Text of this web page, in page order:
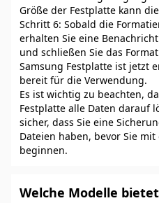
Größe der Festplatte kann
Schritt 6: Sobald die
erhalten Sie eine
und schließen Sie das
Samsung Festplatte ist jetzt
bereit für die Verwendung.
Es ist wichtig zu beachten,
Festplatte alle Daten darauf
sicher, dass Sie eine
Dateien haben, bevor Sie
beginnen.
Welche Modelle